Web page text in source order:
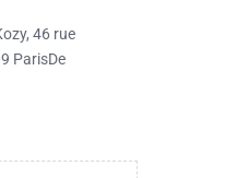
46 rue
ParisDe